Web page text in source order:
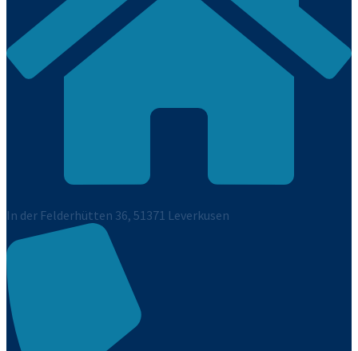
In der Felderhütten 36, 51371 Leverkusen